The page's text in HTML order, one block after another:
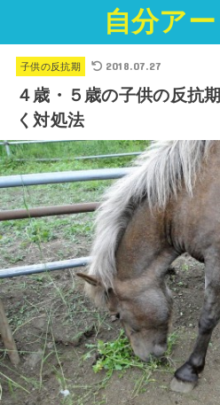
自分ア
子供の反抗期 2018.07.27
４歳・５歳の子供の反抗
く対処法